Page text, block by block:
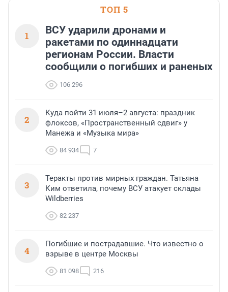
ТОП 5
1
ВСУ ударили дронами и
ракетами по одиннадцати
регионам России. Власти
сообщили о погибших и раненых
106 296
2
Куда пойти 31 июля–2 августа: праздник
флоксов, «Пространственный сдвиг» у
Манежа и «Музыка мира»
84 934 7
3
Теракты против мирных граждан. Татьяна
Ким ответила, почему ВСУ атакует склады
Wildberries
82 237
4
Погибшие и пострадавшие. Что известно о
взрыве в центре Москвы
81 098 216